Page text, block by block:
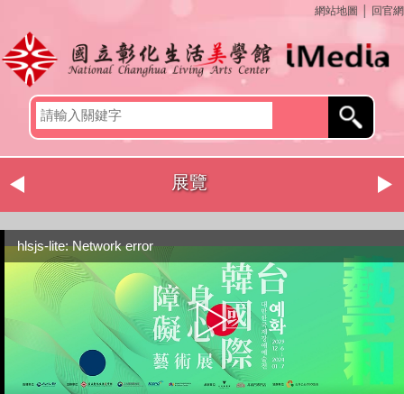
網站地圖 回官網
展覽
hlsjs-lite: Network error